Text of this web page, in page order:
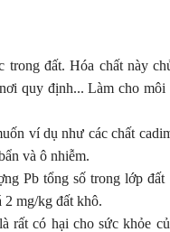
đất. Hóa chất này
quy định... Làm cho
ví dụ như các chất
và ô nhiễm.
Pb tổng số trong lớp
2 mg/kg đất khô.
rất có hại cho sức khỏe